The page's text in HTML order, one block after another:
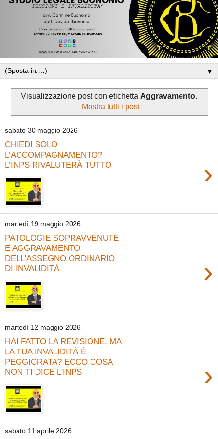
▼
Visualizzazione post con etichetta Aggravamento.
Mostra tutti i post
sabato 30 maggio 2026
CHIEDI SOLO
L’ACCOMPAGNAMENTO?
L’INPS RIVALUTERÀ TUTTO
›
martedì 19 maggio 2026
PATOLOGIE SOPRAVVENUTE
E AGGRAVAMENTO
DELL'ASSEGNO ORDINARIO
DI INVALIDITÀ
›
martedì 12 maggio 2026
HAI FATTO LA REVISIONE, MA
LA TUA INVALIDITÀ È
PEGGIORATA? ECCO COSA
NON TI DICE L'INPS
›
sabato 11 aprile 2026